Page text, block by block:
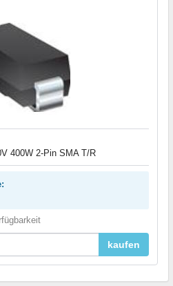
400W 2-Pin SMA T/R
kaufen